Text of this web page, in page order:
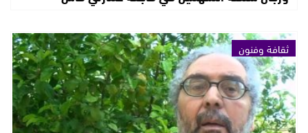
ثقافة وفنون